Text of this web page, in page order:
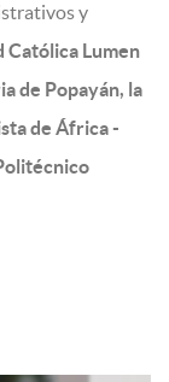
y
Católica Lumen
de Popayán, la
de África -